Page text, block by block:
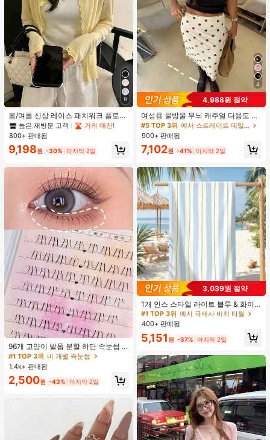
9
봄/여름 신상 레이스 패치워크 플로럴
트림 소프트 니트 가디건 경량 재킷 탑
여성용, 코티지코어 옐로우
높은 재방문 고객
거의 매진!
800+ 판매됨
9,198원 -30% 마지막 2일
96개 고양이 발톱 분할 하단 속눈썹 B
컬 인조 속눈썹, 자연스럽고 사실적인
개별 클러스터, 헐렁한 데일리 사용,
초보자에게 적합
#1 TOP 3위 비 개별 속눈썹
거의 매진!
#1 TOP 3위 비 개별 속눈썹
거의 매진!
#1 TOP 3위 비 개별 속눈썹
거의 매진!
거의 매진!
1.4k+ 판매됨
2,500원 -43% 마지막 2일
4
4,988원 절약
여성용 물방울 무늬 캐주얼 다용도 데
이트 & 외출 A라인 스커트 봄
#5 TOP 3위
에서 스트레이트 데일리 스커트
900+ 판매됨
7,102원 -41% 마지막 2일
3,039원 절약
1개 인스 스타일 라이트 블루 & 화이
트 & 그린 스트라이프 비치 타월, 화이
트와 그린 세로 스트라이프 프린트가
있는 라이트 블루 배경, 신선한 섬 휴
가 분위기, 수영, 캠핑, 피트니스, 여름
휴식, 욕실 장식, 야외 액세서리, 선물,
수영장 부드러운 가구, 핸드 타월에 적
합
#1 TOP 3위
에서 극세사 비치 타월
거의 매진!
#1 TOP 3위 에서 극세사 비치 타월
거의 매진!
#1 TOP 3위 에서 극세사 비치 타월
거의 매진!
#1 TOP 3위
거의 매진!
400+ 판매됨
5,151 원 -37% 마지막 2일